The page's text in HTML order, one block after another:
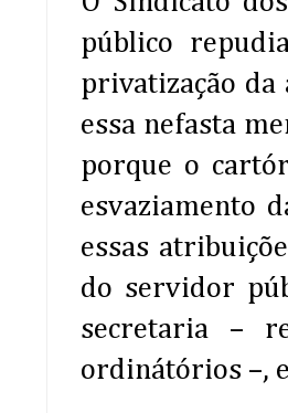
público
privatização
essa nefasta
porque o
esvaziamento
essas
do servidor
secretaria –
ordinátórios –,